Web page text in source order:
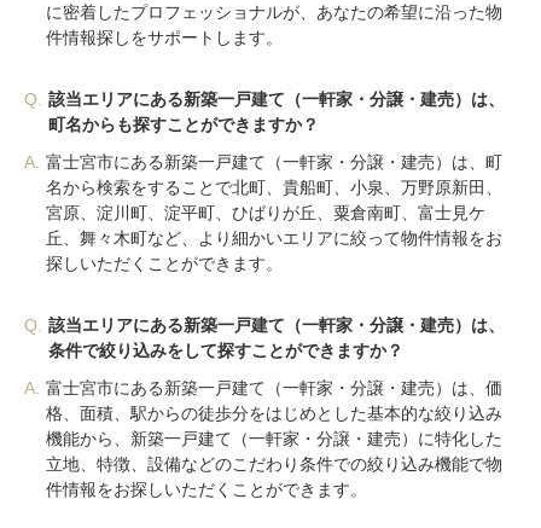
に密着したプロフェッショナルが、あなたの希望に沿った物
件情報探しをサポートします。
Q.
該当エリアにある新築一戸建て（一軒家・分譲・建売）は、
町名からも探すことができますか？
A. 富士宮市にある新築一戸建て（一軒家・分譲・建売）は、町
名から検索をすることで北町、貴船町、小泉、万野原新田、
宮原、淀川町、淀平町、ひばりが丘、粟倉南町、富士見ケ
丘、舞々木町など、より細かいエリアに絞って物件情報をお
探しいただくことができます。
Q.
該当エリアにある新築一戸建て（一軒家・分譲・建売）は、
条件で絞り込みをして探すことができますか？
A. 富士宮市にある新築一戸建て（一軒家・分譲・建売）は、価
格、面積、駅からの徒歩分をはじめとした基本的な絞り込み
機能から、新築一戸建て（一軒家・分譲・建売）に特化した
立地、特徴、設備などのこだわり条件での絞り込み機能で物
件情報をお探しいただくことができます。